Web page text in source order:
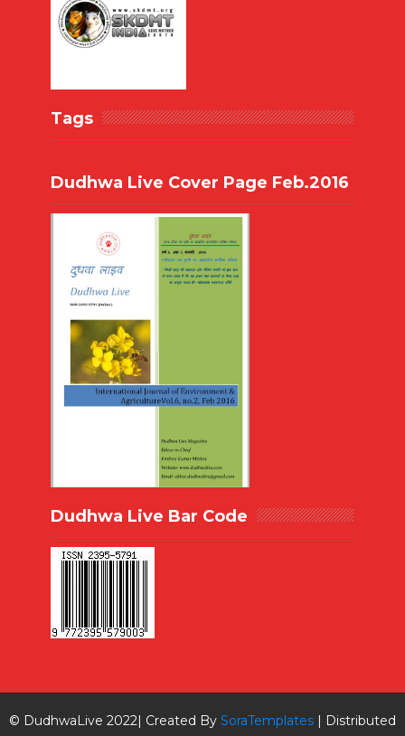
Tags
Dudhwa Live Cover Page Feb.2016
Dudhwa Live Bar Code
© DudhwaLive 2022| Created By SoraTemplates| Distributed